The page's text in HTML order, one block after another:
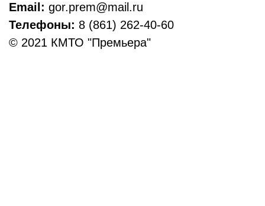
Email: gor.prem@mail.ru
Телефоны: 8 (861) 262-40-60
© 2021 КМТО "Премьера"